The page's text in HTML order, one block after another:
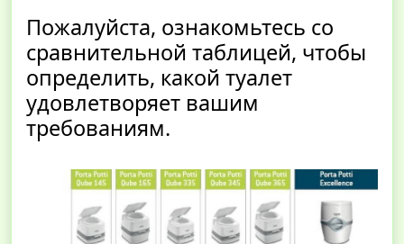
Пожалуйста, ознакомьтесь со
сравнительной таблицей, чтобы
определить, какой туалет
удовлетворяет вашим
требованиям.